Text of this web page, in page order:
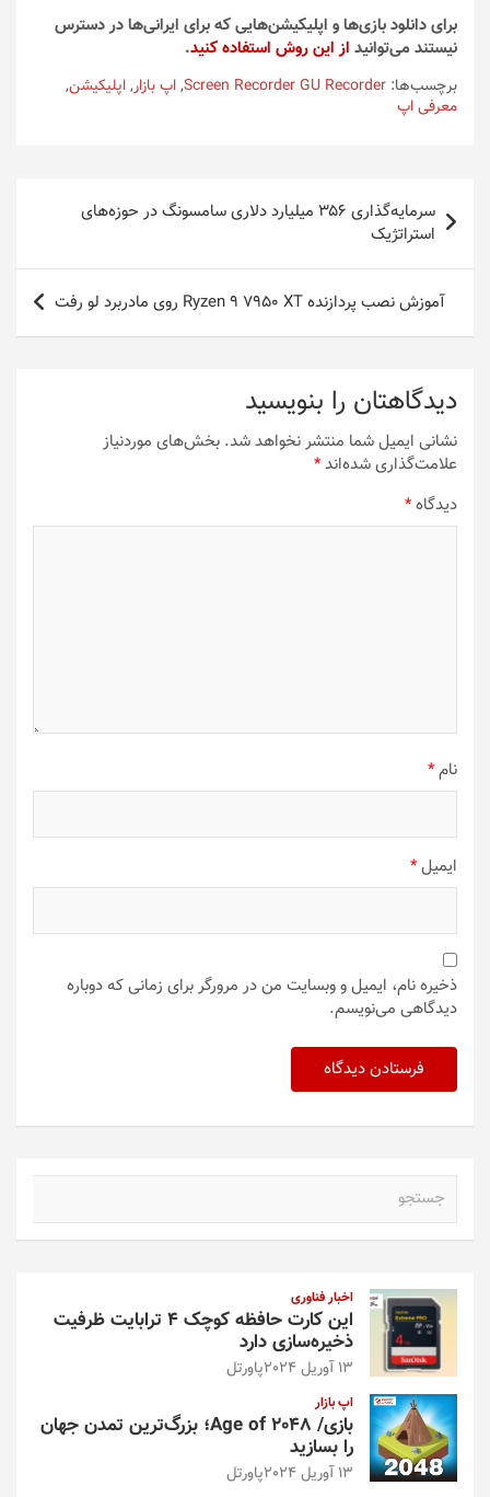
برای دانلود بازی‌ها و اپلیکیشن‌هایی که برای ایرانی‌ها در دسترس
نیستند می‌توانید از این روش استفاده کنید.
برچسب‌ها: Screen Recorder GU Recorder
,اپ بازار,اپلیکیشن,
معرفی اپ
راهبری
نوشته
سرمایه‌گذاری ۳۵۶ میلیارد دلاری سامسونگ در حوزه‌های
استراتژیک
آموزش نصب پردازنده Ryzen 9 7950 XT روی مادربرد لو رفت
دیدگاهتان را بنویسید
نشانی ایمیل شما منتشر نخواهد شد. بخش‌های موردنیاز
علامت‌گذاری شده‌اند*
دیدگاه*
نام*
ایمیل*
ذخیره نام، ایمیل و وبسایت من در مرورگر برای زمانی که دوباره
دیدگاهی می‌نویسم.
اخبار فناوری
این کارت حافظه کوچک ۴ ترابایت ظرفیت
ذخیره‌سازی دارد
13 آوریل 2024 پاورتل
اپ بازار
بازی/ Age of 2048؛ بزرگ‌ترین تمدن جهان
را بسازید
13 آوریل 2024 پاورتل